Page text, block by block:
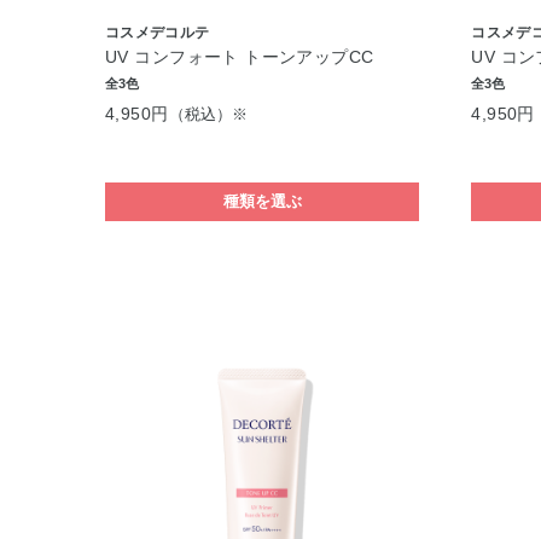
コスメデコルテ
UV コンフォート トーンアップCC
全3色
4,950円 （税込）※
種類を選ぶ
コスメデ
UV コン
全3色
4,950円